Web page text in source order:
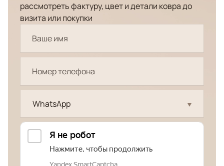
рассмотреть фактуру, цвет и детали ковра до
визита или покупки
WhatsApp